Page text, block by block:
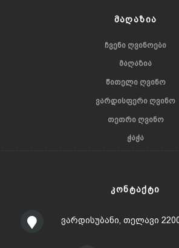
ᲛᲐᲦᲐᲖᲘᲐ
ᲩᲕᲔᲜᲘ ᲦᲕᲘᲜᲝᲔᲑᲘ
ᲛᲐᲦᲐᲖᲘᲐ
ᲬᲘᲗᲔᲚᲘ ᲦᲕᲘᲜᲝ
ᲕᲐᲠᲓᲘᲡᲤᲔᲠᲘ ᲦᲕᲘᲜᲝ
ᲗᲔᲗᲠᲘ ᲦᲕᲘᲜᲝ
ᲭᲐᲭᲐ
ᲙᲝᲜᲢᲐᲥᲢᲘ
ვარდისუბანი, თელავი